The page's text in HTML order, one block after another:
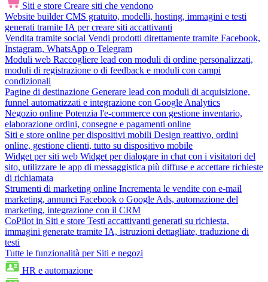
Siti e store Creare siti che vendono
Website builder CMS gratuito, modelli, hosting, immagini e testi
generati tramite IA per creare siti accattivanti
Vendita tramite social Vendi prodotti direttamente tramite Facebook,
Instagram, WhatsApp o Telegram
Moduli web Raccogliere lead con moduli di ordine personalizzati,
moduli di registrazione o di feedback e moduli con campi
condizionali
Pagine di destinazione Generare lead con moduli di acquisizione,
funnel automatizzati e integrazione con Google Analytics
Negozio online Potenzia l'e-commerce con gestione inventario,
elaborazione ordini, consegne e pagamenti online
Siti e store online per dispositivi mobili Design reattivo, ordini
online, gestione clienti, tutto su dispositivo mobile
Widget per siti web Widget per dialogare in chat con i visitatori del
sito, utilizzare le app di messaggistica più diffuse e accettare richieste
di richiamata
Strumenti di marketing online Incrementa le vendite con e-mail
marketing, annunci Facebook o Google Ads, automazione del
marketing, integrazione con il CRM
CoPilot in Siti e store Testi accattivanti generati su richiesta,
immagini generate tramite IA, istruzioni dettagliate, traduzione di
testi
Tutte le funzionalità per Siti e negozi
HR e automazione